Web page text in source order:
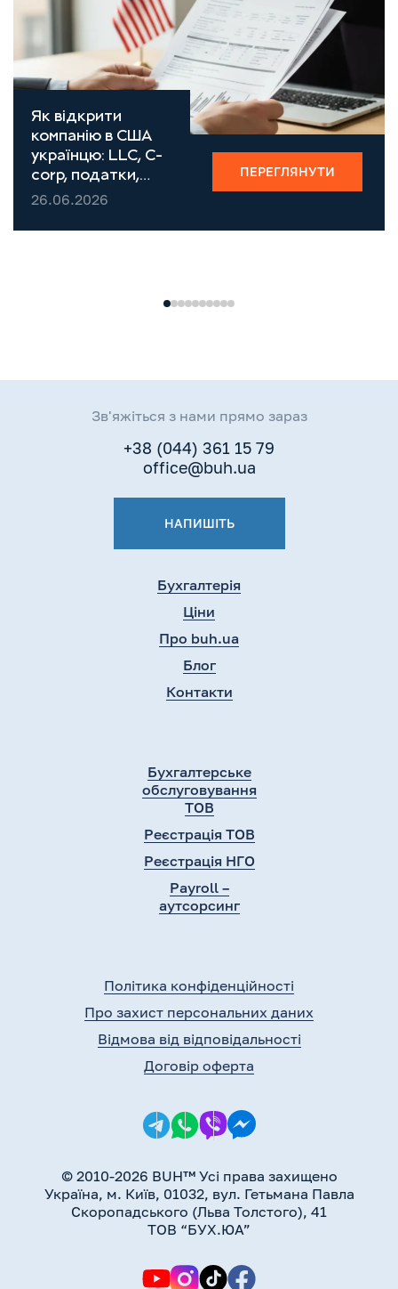
Як відкрити
компанію в США
українцю: LLC, C-
corp, податки,
EIN, банк (2026)
26.06.2026
ПЕРЕГЛЯНУТИ
© 2010-2026 BUH™ Усі права захищено
Україна, м. Київ, 01032, вул. Гетьмана Павла
Скоропадського (Льва Толстого), 41
ТОВ “БУХ.ЮА”
Бухгалтерія
Ціни
Про buh.ua
Блог
Контакти
Бухгалтерське
обслуговування
ТОВ
Реєстрація ТОВ
Реєстрація НГО
Payroll –
аутсорсинг
Політика конфіденційності
Про захист персональних даних
Відмова від відповідальності
Договір оферта
Зв'яжіться з нами прямо зараз
+38 (044) 361 15 79
office@buh.ua
НАПИШІТЬ